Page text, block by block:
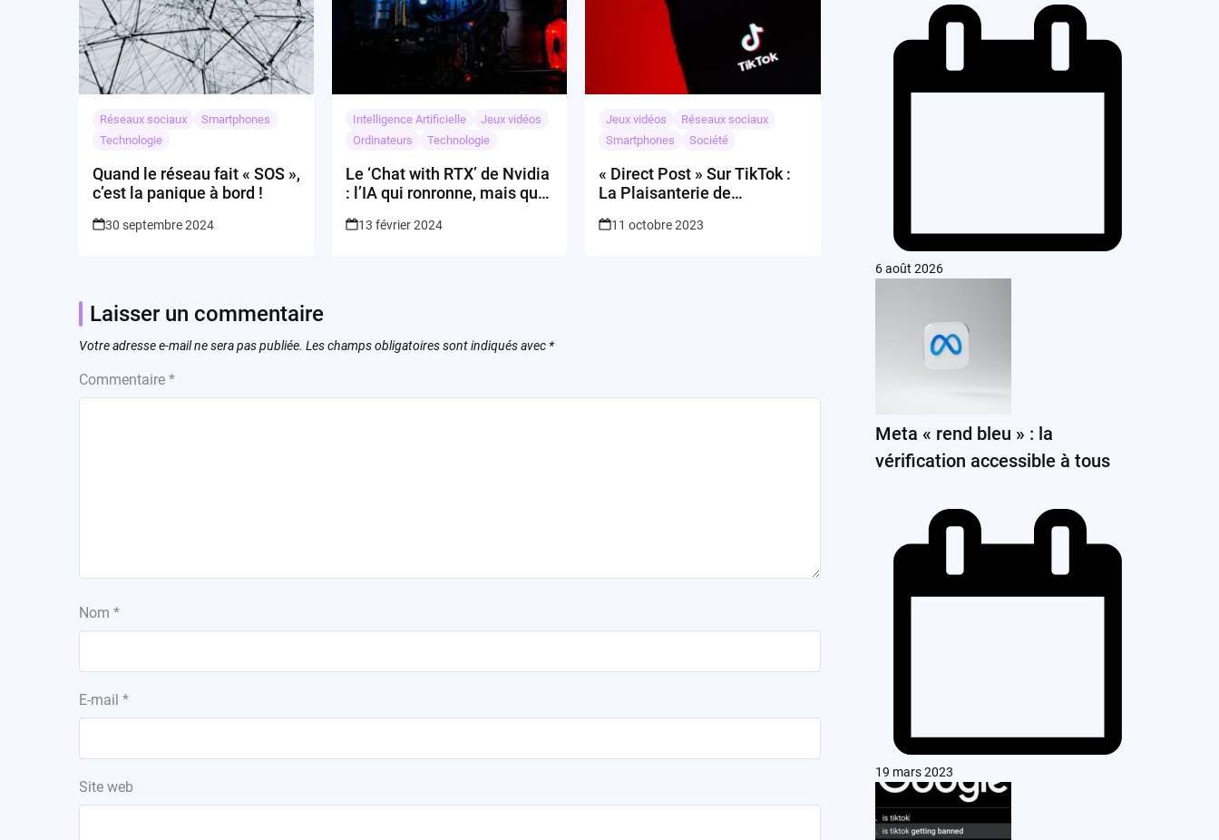
Réseaux sociaux
Smartphones
Technologie
Quand le réseau fait « SOS »,
c’est la panique à bord !
30 septembre 2024
Intelligence Artificielle
Jeux vidéos
Ordinateurs
Technologie
Le ‘Chat with RTX’ de Nvidia
: l’IA qui ronronne, mais qui
13 février 2024
Jeux vidéos
Réseaux sociaux
Smartphones
Société
« Direct Post » Sur TikTok :
La Plaisanterie de
11 octobre 2023
Laisser un commentaire
Votre adresse e-mail ne sera pas publiée. Les champs obligatoires sont indiqués avec *
Commentaire *
Nom *
E-mail *
Site web
6 août 2026
Meta « rend bleu » : la
vérification accessible à tous
19 mars 2023